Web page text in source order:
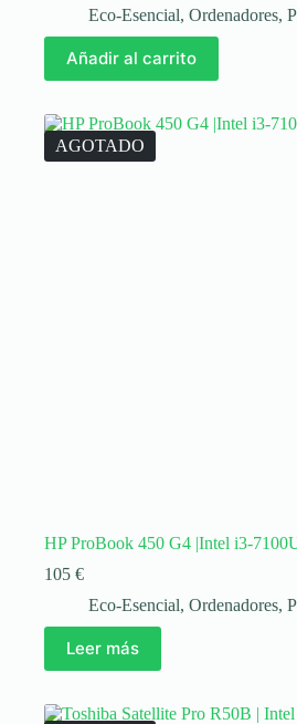
Eco-Esencial, Ordenadores,
Añadir al carrito
AGOTADO
HP ProBook 450 G4 |Intel i3-
105 €
Eco-Esencial, Ordenadores,
Leer más